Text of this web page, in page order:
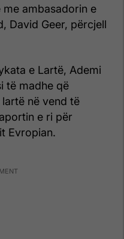
ambasadorin e
David Geer, përcjell
e Lartë, Ademi
të madhe që
në vend të
e ri për
Evropian.